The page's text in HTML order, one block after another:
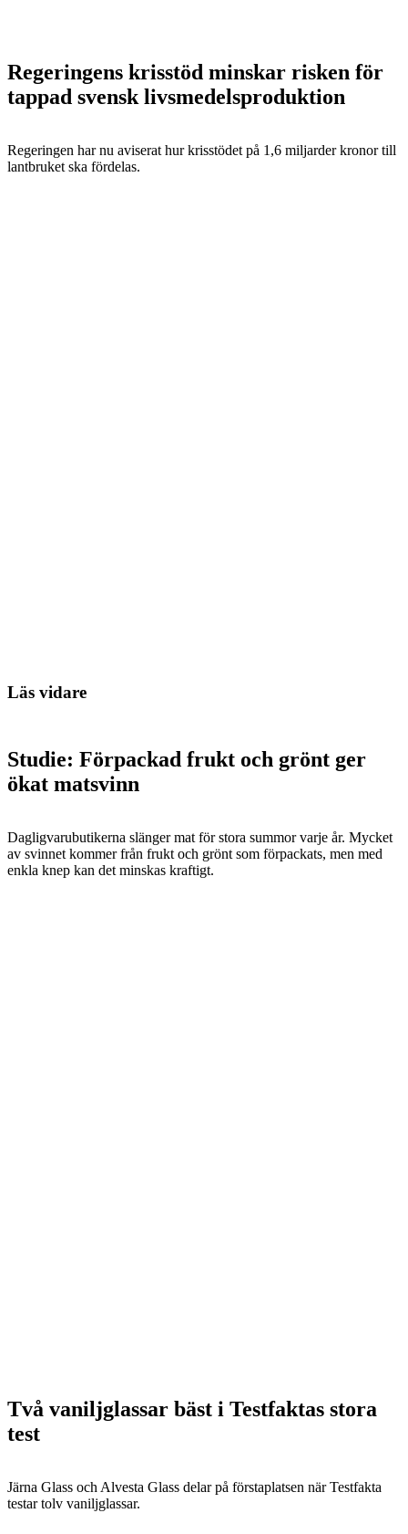
Regeringens krisstöd minskar risken för
tappad svensk livsmedelsproduktion
Regeringen har nu aviserat hur krisstödet på 1,6 miljarder kronor till
lantbruket ska fördelas.
Läs vidare
Studie: Förpackad frukt och grönt ger
ökat matsvinn
Dagligvarubutikerna slänger mat för stora summor varje år. Mycket
av svinnet kommer från frukt och grönt som förpackats, men med
enkla knep kan det minskas kraftigt.
Två vaniljglassar bäst i Testfaktas stora
test
Järna Glass och Alvesta Glass delar på förstaplatsen när Testfakta
testar tolv vaniljglassar.